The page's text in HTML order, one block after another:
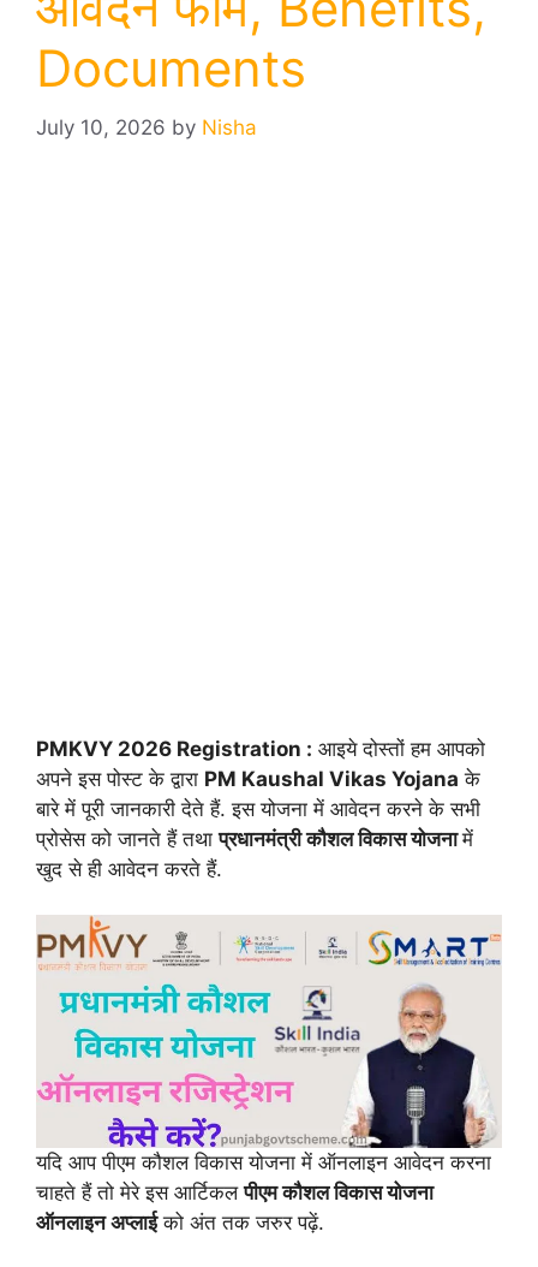
Documents
July 10, 2026 by Nisha
PMKVY 2026 Registration : आइये दोस्तों हम आपको
अपने इस पोस्ट के द्वारा PM Kaushal Vikas Yojana के
बारे में पूरी जानकारी देते हैं. इस योजना में आवेदन करने के सभी
प्रोसेस को जानते हैं तथाप्रधानमंत्री कौशल विकास योजनामें
खुद से ही आवेदन करते हैं.
यदि आप पीएम कौशल विकास योजना में ऑनलाइन आवेदन करना
चाहते हैं तो मेरे इस आर्टिकलपीएम कौशल विकास योजना
ऑनलाइन अप्लाईको अंत तक जरुर पढ़ें.